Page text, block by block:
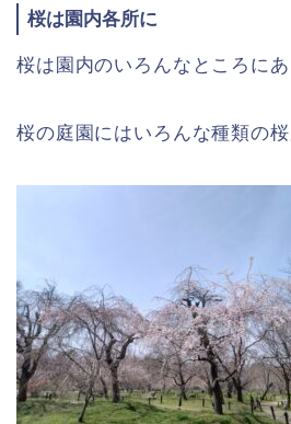
桜は園内各所に
桜は園内のいろんなところに
桜の庭園にはいろんな種類の